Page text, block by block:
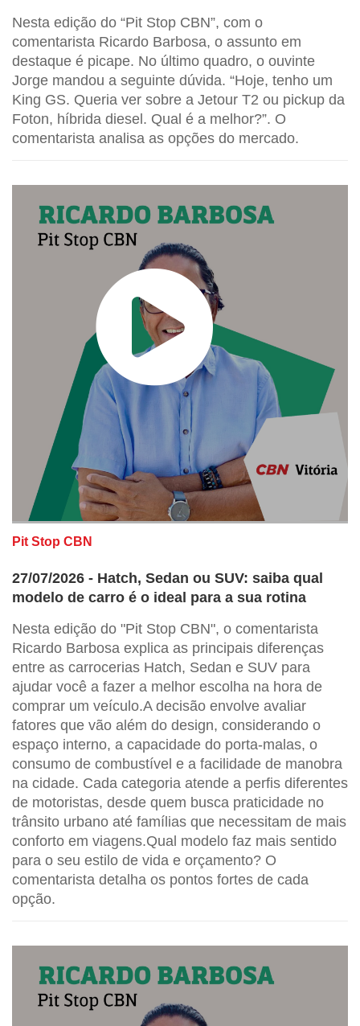
Nesta edição do “Pit Stop CBN”, com o
comentarista Ricardo Barbosa, o assunto em
destaque é picape. No último quadro, o ouvinte
Jorge mandou a seguinte dúvida. “Hoje, tenho um
King GS. Queria ver sobre a Jetour T2 ou pickup da
Foton, híbrida diesel. Qual é a melhor?”. O
comentarista analisa as opções do mercado.
Pit Stop CBN
27/07/2026 - Hatch, Sedan ou SUV: saiba qual
modelo de carro é o ideal para a sua rotina
Nesta edição do "Pit Stop CBN", o comentarista
Ricardo Barbosa explica as principais diferenças
entre as carrocerias Hatch, Sedan e SUV para
ajudar você a fazer a melhor escolha na hora de
comprar um veículo.A decisão envolve avaliar
fatores que vão além do design, considerando o
espaço interno, a capacidade do porta-malas, o
consumo de combustível e a facilidade de manobra
na cidade. Cada categoria atende a perfis diferentes
de motoristas, desde quem busca praticidade no
trânsito urbano até famílias que necessitam de mais
conforto em viagens.Qual modelo faz mais sentido
para o seu estilo de vida e orçamento? O
comentarista detalha os pontos fortes de cada
opção.